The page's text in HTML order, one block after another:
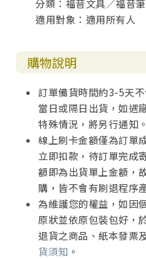
分類：福音文具／福音
適用對象：適用所有人
購物說明
訂單備貨時間約3-5天
當日或隔日出貨，如遇
特殊情況，將另行通知
線上刷卡金額僅為訂單
立即扣款，待訂單完成
額即為出貨單上金額，
購，皆不會有刷退程序
為維護您的權益，如因
原狀並依原包裝包好，
退貨之商品、紙本發票
貨須知 。